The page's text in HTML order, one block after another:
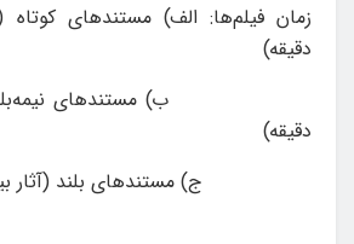
دقیقه)
دقيقه)
ج) مستندهای بلند (آثار بیش از ۶۰